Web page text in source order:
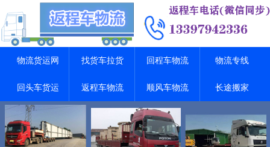
物流货运网 找货车拉货 回程车物流 物流专线
回头车货运 返程车物流 顺风车物流 长途搬家